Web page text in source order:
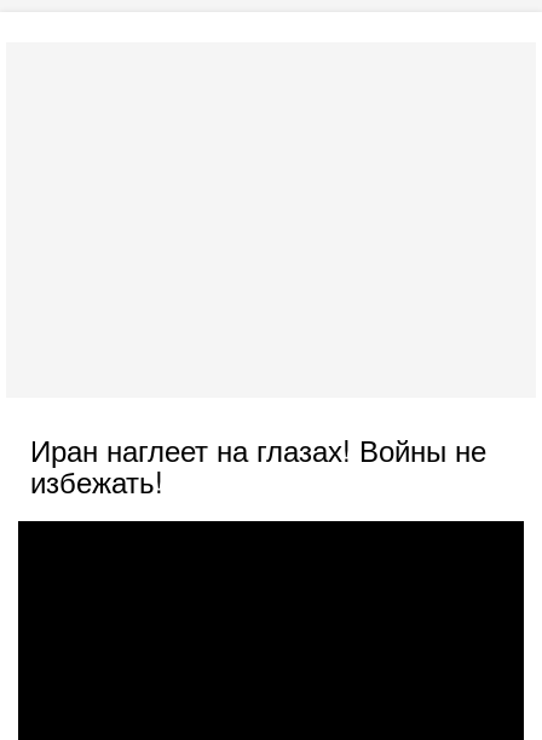
Иран наглеет на глазах! Войны не
избежать!